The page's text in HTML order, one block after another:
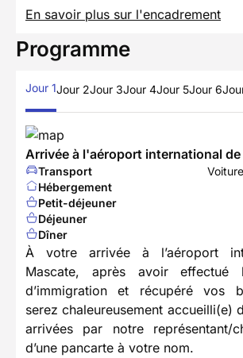
En savoir plus sur l'encadrement
Programme
Jour 1Jour 2Jour 3Jour 4Jour 5Jour 6
Arrivée à l'aéroport international
Transport
Hébergement
Petit-déjeuner
Déjeuner
Dîner
À votre arrivée à l’aéroport
Mascate, après avoir effectué
d’immigration et récupéré vos
serez chaleureusement accueilli(e)
arrivées par notre représentant/
d’une pancarte à votre nom.